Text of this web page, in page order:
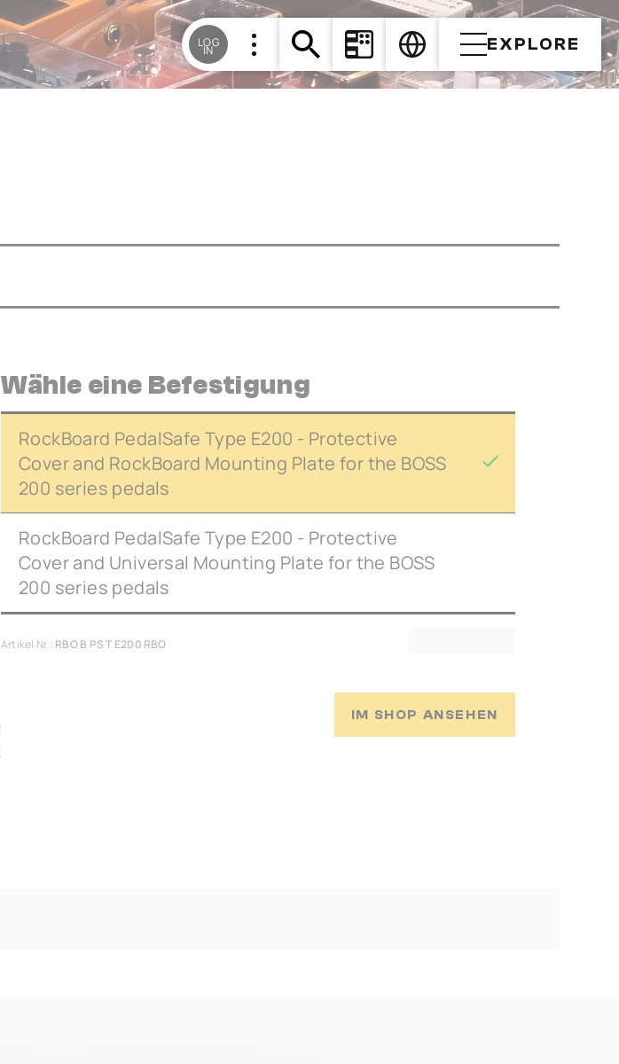
LOG
IN EXPLORE
Wähle eine Befestigung
RockBoard PedalSafe Type E200 - Protective
Cover and RockBoard Mounting Plate for the BOSS
200 series pedals
RockBoard PedalSafe Type E200 - Protective
Cover and Universal Mounting Plate for the BOSS
200 series pedals
Artikel Nr.: RBO B PS T E200 RBO
IM SHOP ANSEHEN